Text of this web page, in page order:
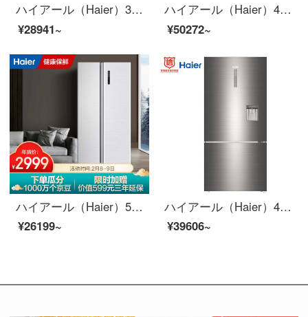
ハイアール（Haier）331リットルダブル周波数変换风冷无霜多门4ドアの冷蔵库1段のエネルギー効率3段保存DEO正味母子専用エリア保存BCD-331 WLHFD 78 D 9 U 1
¥28941~
ハイアール（Haier）450リットルの無霜コンバート多門冷蔵庫乾燥分は全開式引き出しの新国家標準一級省エネBCD-450 WD GDを保管します。
¥50272~
ハイアール（Haier）510 L風冷無霜コンバートドア対オープン冷蔵庫AFRR精控多路送風DEO正味厨房装一体BD-510 WDM
¥26199~
ハイアール（Haier）495リットルダブル周波数変换风冷无霜超広角格式2つの冷蔵库のファッションの外で水を取る独立したパックBCD-495 WEA
¥39606~